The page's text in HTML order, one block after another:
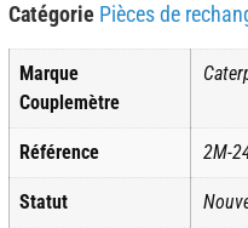
Catégorie Pièces de
Marque
Couplemètre
Référence 2M-
Statut